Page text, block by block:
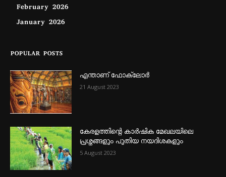
February 2026
January 2026
POPULAR POSTS
എന്താണ്‌ ഫോക്‌ലോർ
21 August 2023
കേരളത്തിന്റെ കാർഷിക മേഖലയിലെ
പ്രശ്നങ്ങളും പുതിയ നയദിശകളും
5 August 2023